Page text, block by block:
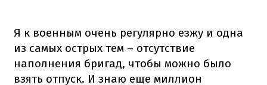
Я к военным очень регулярно езжу и одна
из самых острых тем – отсутствие
наполнения бригад, чтобы можно было
взять отпуск. И знаю еще миллион